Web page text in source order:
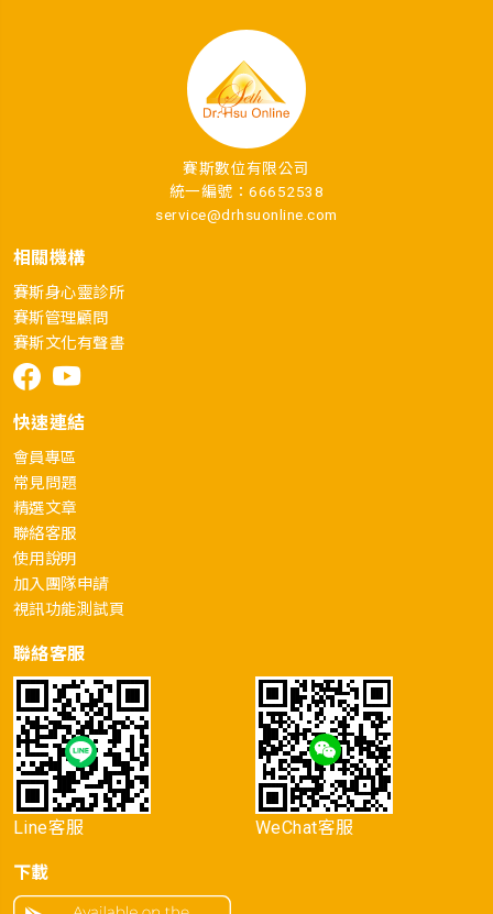
賽斯數位有限公司
統一編號：66652538
service@drhsuonline.com
相關機構
賽斯身心靈診所
賽斯管理顧問
賽斯文化有聲書
快速連結
會員專區
常見問題
精選文章
聯絡客服
使用說明
加入團隊申請
視訊功能測試頁
聯絡客服
Line客服 WeChat客服
下載